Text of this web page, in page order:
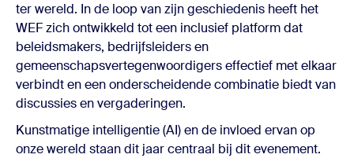
ter wereld. In de loop van zijn geschiedenis heeft het
WEF zich ontwikkeld tot een inclusief platform dat
beleidsmakers, bedrijfsleiders en
gemeenschapsvertegenwoordigers effectief met elkaar
verbindt en een onderscheidende combinatie biedt van
discussies en vergaderingen.
Kunstmatige intelligentie (AI) en de invloed ervan op
onze wereld staan dit jaar centraal bij dit evenement.